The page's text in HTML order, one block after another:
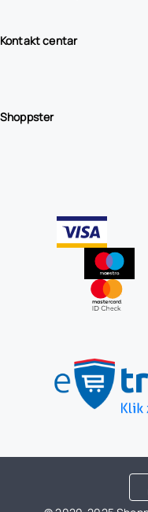
Kontakt centar
Shoppster